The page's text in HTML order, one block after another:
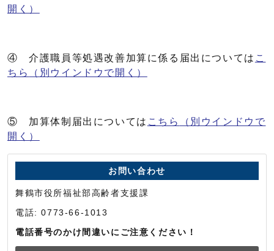
開く）
④ 介護職員等処遇改善加算に係る届出については こ
ちら
（別ウインドウで開く）
⑤ 加算体制届出については こちら
（別ウインドウで
開く）
お問い合わせ
舞鶴市役所福祉部高齢者支援課
電話: 0773-66-1013
電話番号のかけ間違いにご注意ください！